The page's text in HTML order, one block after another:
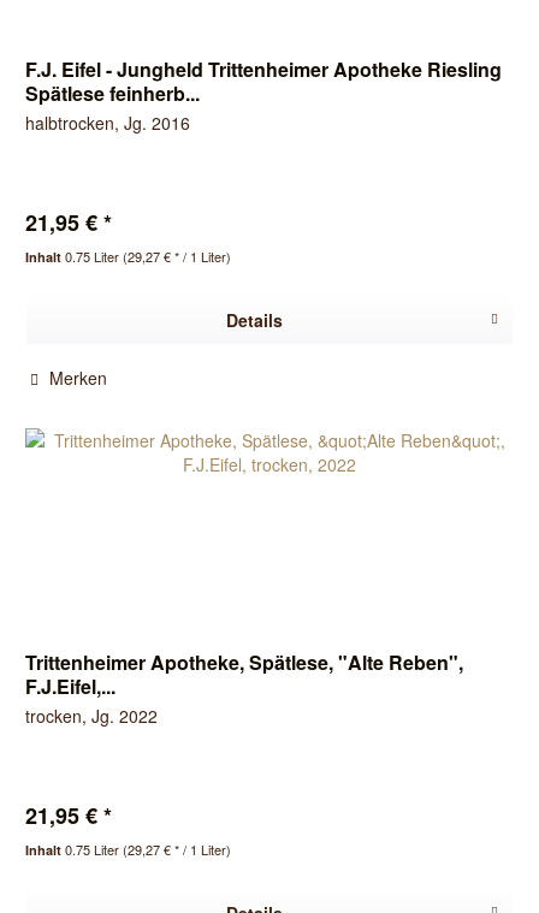
F.J. Eifel - Jungheld Trittenheimer Apotheke Riesling
Spätlese feinherb...
halbtrocken, Jg. 2016
21,95 € *
Inhalt0.75 Liter(29,27 € * / 1 Liter)
Details
Merken
Trittenheimer Apotheke, Spätlese, "Alte Reben",
F.J.Eifel,...
trocken, Jg. 2022
21,95 € *
Inhalt0.75 Liter(29,27 € * / 1 Liter)